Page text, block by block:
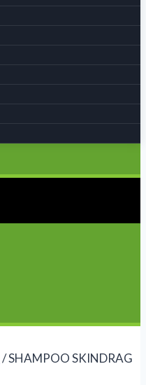
/SHAMPOO SKINDRAG